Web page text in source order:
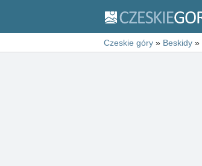
Czeskie góry » Beskidy »